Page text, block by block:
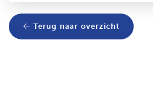
Terug naar overzicht